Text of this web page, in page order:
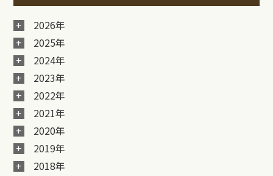
2026年
2025年
2024年
2023年
2022年
2021年
2020年
2019年
2018年